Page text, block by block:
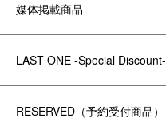
媒体掲載商品
LAST ONE -Special Discount-
RESERVED（予約受付商品）